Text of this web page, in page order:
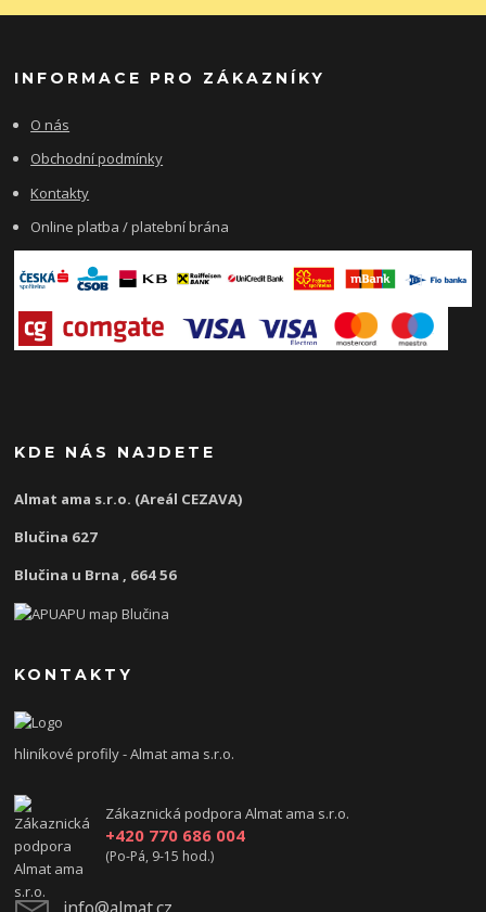
INFORMACE PRO ZÁKAZNÍKY
O nás
Obchodní podmínky
Kontakty
Online platba / platební brána
KDE NÁS NAJDETE
Almat ama s.r.o. (Areál CEZAVA)
Blučina 627
Blučina u Brna , 664 56
KONTAKTY
hliníkové profily - Almat ama s.r.o.
Zákaznická podpora Almat ama s.r.o.
+420 770 686 004
(Po-Pá, 9-15 hod.)